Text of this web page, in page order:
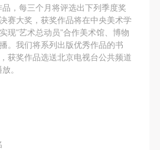
，每三个月将评选出下列季度奖
赛大奖，获奖作品将在中央美术学
现”艺术总动员”合作美术馆、博物
。我们将系列出版优秀作品的书
获奖作品选送北京电视台公共频道
。